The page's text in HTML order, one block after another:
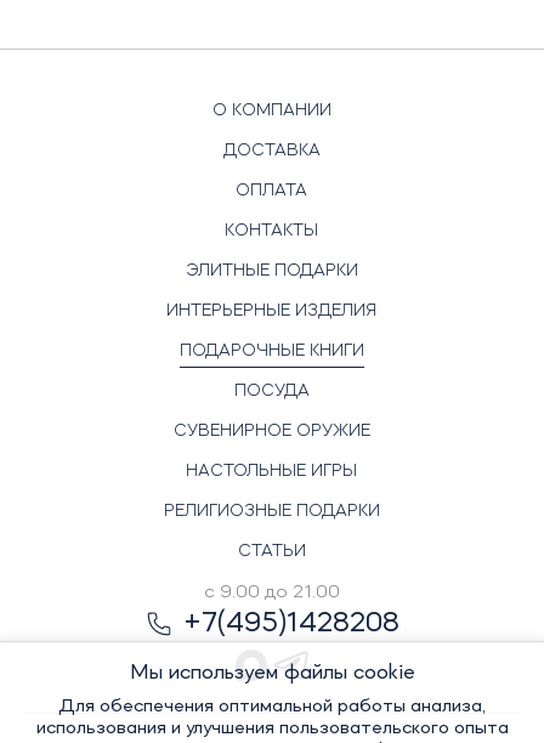
О КОМПАНИИ
ДОСТАВКА
ОПЛАТА
КОНТАКТЫ
ЭЛИТНЫЕ ПОДАРКИ
ИНТЕРЬЕРНЫЕ ИЗДЕЛИЯ
ПОДАРОЧНЫЕ КНИГИ
ПОСУДА
СУВЕНИРНОЕ ОРУЖИЕ
НАСТОЛЬНЫЕ ИГРЫ
РЕЛИГИОЗНЫЕ ПОДАРКИ
СТАТЬИ
с 9.00 до 21.00
+7(495)1428208
Мы используем файлы cookie
Для обеспечения оптимальной работы анализа,
использования и улучшения пользовательского опыта